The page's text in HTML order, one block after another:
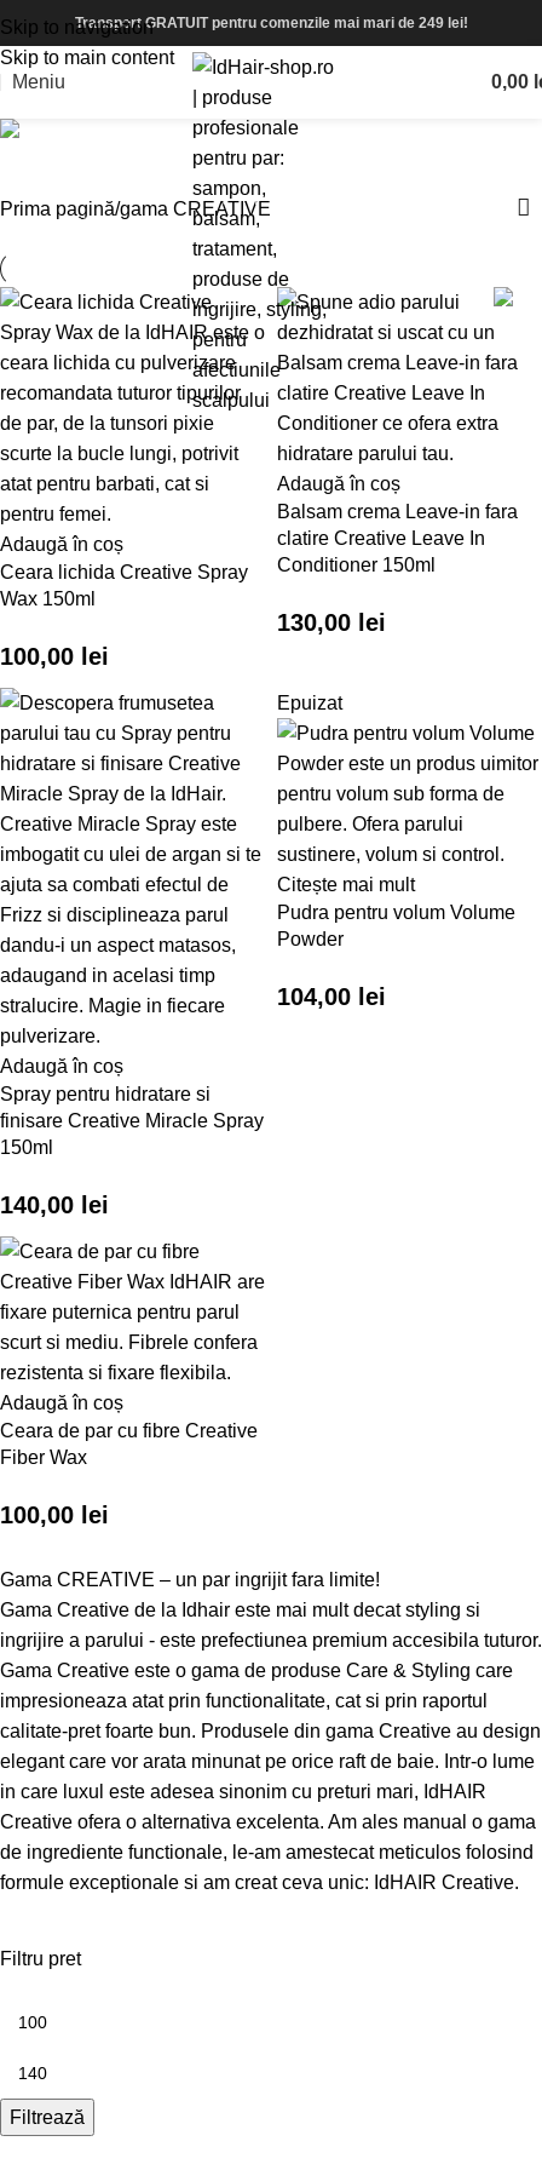
Skip to navigation
Skip to main content
Transport GRATUIT pentru comenzile mai mari de 249 lei!
Meniu 0,00
gama CREATIVE
Filtru pret
Filtrează
Prima pagină gama CREATIVE
Adaugă în coș
Ceara lichida Creative Spray
Wax 150ml
100,00 lei
Adaugă în coș
Balsam crema Leave-in fara
clatire Creative Leave In
Conditioner 150ml
130,00 lei
Adaugă în coș
Spray pentru hidratare si
finisare Creative Miracle Spray
150ml
140,00 lei
Epuizat
Citește mai mult
Pudra pentru volum Volume
Powder
104,00 lei
Adaugă în coș
Ceara de par cu fibre Creative
Fiber Wax
100,00 lei
Gama CREATIVE – un par ingrijit fara limite!
Gama Creative de la Idhair este mai mult decat styling si
ingrijire a parului - este prefectiunea premium accesibila tuturor.
Gama Creative este o gama de produse Care & Styling care
impresioneaza atat prin functionalitate, cat si prin raportul
calitate-pret foarte bun. Produsele din gama Creative au design
elegant care vor arata minunat pe orice raft de baie. Intr-o lume
in care luxul este adesea sinonim cu preturi mari, IdHAIR
Creative ofera o alternativa excelenta. Am ales manual o gama
de ingrediente functionale, le-am amestecat meticulos folosind
formule exceptionale si am creat ceva unic: IdHAIR Creative.